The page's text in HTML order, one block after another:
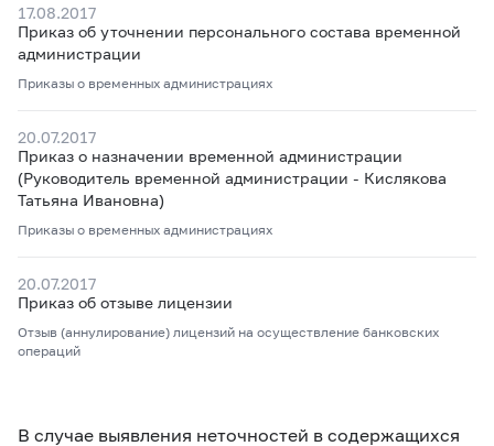
17.08.2017
Приказ об уточнении персонального состава временной
администрации
Приказы о временных администрациях
20.07.2017
Приказ о назначении временной администрации
(Руководитель временной администрации - Кислякова
Татьяна Ивановна)
Приказы о временных администрациях
20.07.2017
Приказ об отзыве лицензии
Отзыв (аннулирование) лицензий на осуществление банковских
операций
В случае выявления неточностей в содержащихся